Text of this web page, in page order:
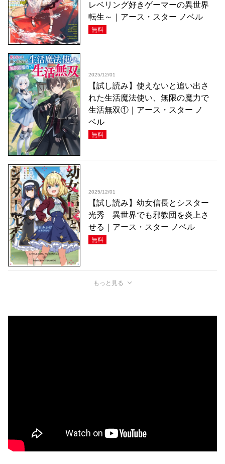
レベリング好きゲーマーの異世界
転生～｜アース・スター ノベル
無料
2025/12/01
【試し読み】使えないと追い出さ
れた生活魔法使い、無限の魔力で
生活無双①｜アース・スター ノ
ベル
無料
2025/12/01
【試し読み】幼女信長とシスター
光秀 異世界でも邪教団を炎上さ
せる｜アース・スター ノベル
無料
もっと見る